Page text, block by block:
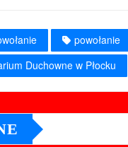
powołanie
Duchowne w Płocku